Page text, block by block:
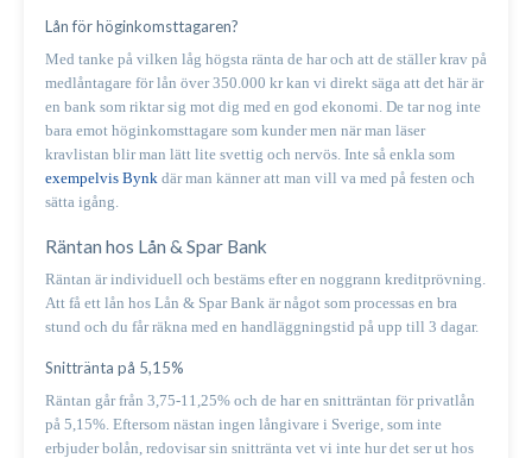
Lån för höginkomsttagaren?
Med tanke på vilken låg högsta ränta de har och att de ställer krav på
medlåntagare för lån över 350.000 kr kan vi direkt säga att det här är
en bank som riktar sig mot dig med en god ekonomi. De tar nog inte
bara emot höginkomsttagare som kunder men när man läser
kravlistan blir man lätt lite svettig och nervös. Inte så enkla som
exempelvis Bynk där man känner att man vill va med på festen och
sätta igång.
Räntan hos Lån & Spar Bank
Räntan är individuell och bestäms efter en noggrann kreditprövning.
Att få ett lån hos Lån & Spar Bank är något som processas en bra
stund och du får räkna med en handläggningstid på upp till 3 dagar.
Snittränta på 5,15%
Räntan går från 3,75-11,25% och de har en snitträntan för privatlån
på 5,15%. Eftersom nästan ingen långivare i Sverige, som inte
erbjuder bolån, redovisar sin snittränta vet vi inte hur det ser ut hos